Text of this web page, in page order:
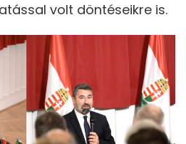
volt döntéseikre is.